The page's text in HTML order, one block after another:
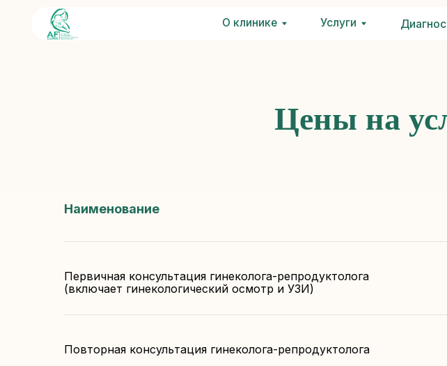
Диагностика
Услуги
О клинике Диагностика
Услуги
О клинике
Цены на
Наименование
Первичная консультация гинеколога-репродуктолога
(включает гинекологический осмотр и УЗИ)
Повторная консультация гинеколога-репродуктолога